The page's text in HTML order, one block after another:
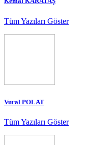
Tüm Yazıları Göster
Vural POLAT
Tüm Yazıları Göster